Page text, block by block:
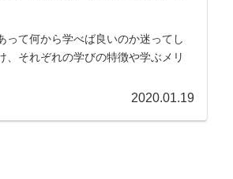
って何から学べば良いのか迷ってし
、それぞれの学びの特徴や学ぶメリ
2020.01.19